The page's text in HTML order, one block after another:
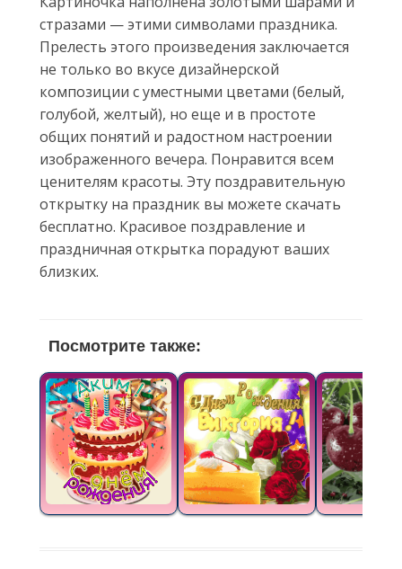
стразами — этими символами праздника.
Прелесть этого произведения заключается
не только во вкусе дизайнерской
композиции с уместными цветами (белый,
голубой, желтый), но еще и в простоте
общих понятий и радостном настроении
изображенного вечера. Понравится всем
ценителям красоты. Эту поздравительную
открытку на праздник вы можете скачать
бесплатно. Красивое поздравление и
праздничная открытка порадуют ваших
близких.
Посмотрите также: